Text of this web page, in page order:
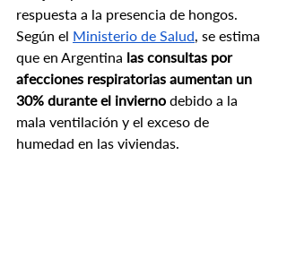
respuesta a la presencia de hongos.
Según el Ministerio de Salud, se estima
que en Argentina las consultas por
afecciones respiratorias aumentan un
30% durante el invierno debido a la
mala ventilación y el exceso de
humedad en las viviendas.